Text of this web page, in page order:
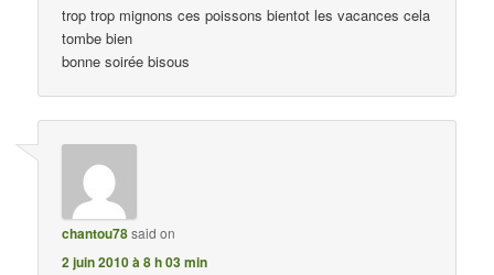
trop trop mignons ces poissons bientot les vacances cela
tombe bien
bonne soirée bisous
chantou78said on
2 juin 2010 à 8 h 03 min